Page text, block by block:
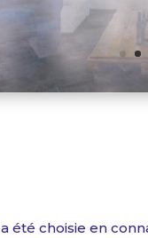
a étéchoisie en